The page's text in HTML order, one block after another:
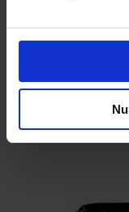
Ratron Giftlinsen
Artikel-Nr.: 63775-02